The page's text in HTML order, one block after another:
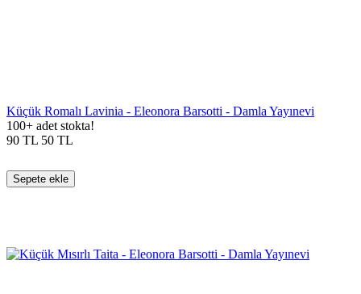
Küçük Romalı Lavinia - Eleonora Barsotti - Damla Yayınevi
100+ adet stokta!
90 TL 50 TL
Sepete ekle